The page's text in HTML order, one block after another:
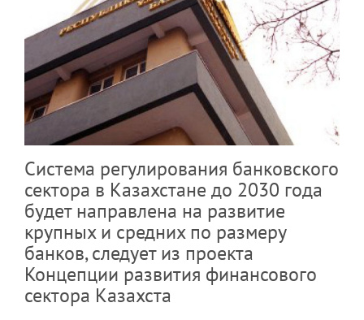
Система регулирования банковского
сектора в Казахстане до 2030 года
будет направлена на развитие
крупных и средних по размеру
банков, следует из проекта
Концепции развития финансового
сектора Казахста